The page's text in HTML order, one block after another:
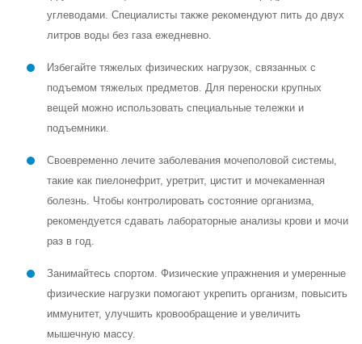
углеводами. Специалисты также рекомендуют пить до двух
литров воды без газа ежедневно.
Избегайте тяжелых физических нагрузок, связанных с
подъемом тяжелых предметов. Для переноски крупных
вещей можно использовать специальные тележки и
подъемники.
Своевременно лечите заболевания мочеполовой системы,
такие как пиелонефрит, уретрит, цистит и мочекаменная
болезнь. Чтобы контролировать состояние организма,
рекомендуется сдавать лабораторные анализы крови и мочи
раз в год.
Занимайтесь спортом. Физические упражнения и умеренные
физические нагрузки помогают укрепить организм, повысить
иммунитет, улучшить кровообращение и увеличить
мышечную массу.